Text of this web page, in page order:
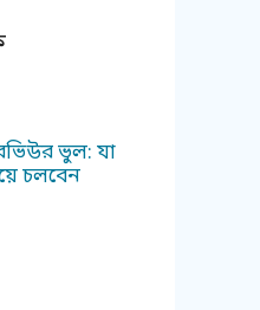
ভুল: যা
চলবেন